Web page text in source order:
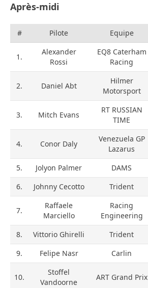
Après-midi
# Pilote Equipe
1.
Alexander
Rossi
EQ8 Caterham
Racing
2. Daniel Abt
Hilmer
Motorsport
3. Mitch Evans
RT RUSSIAN
TIME
4. Conor Daly
Venezuela GP
Lazarus
5. Jolyon Palmer DAMS
6.
Johnny Cecotto Trident
7.
Raffaele
Marciello
Racing
Engineering
8. Vittorio Ghirelli Trident
9.
Felipe Nasr Carlin
10.
Stoffel
Vandoorne
ART Grand Prix